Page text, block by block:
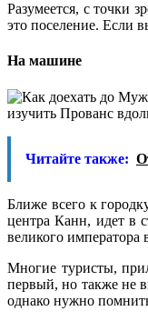
Разумеется, с точки
это поселение. Если
На машине
изучить Прованс
Читайте также:
Ближе всего к
центра Канн, идет в
великого императора
Многие туристы,
первый, но также не
однако нужно